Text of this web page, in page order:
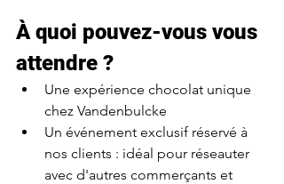
À quoi pouvez-vous vous
attendre ?
Une expérience chocolat unique
chez Vandenbulcke
Un événement exclusif réservé à
nos clients : idéal pour réseauter
avec d'autres commerçants et